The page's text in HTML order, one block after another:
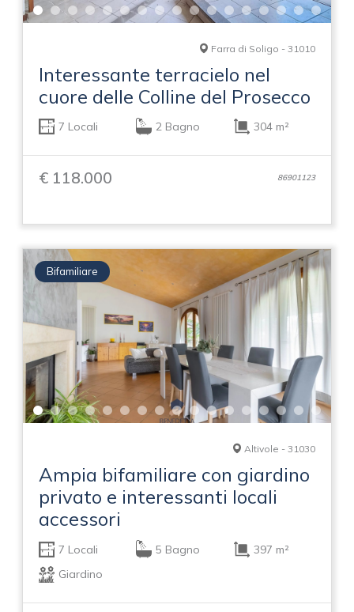
Farra di Soligo - 31010
Interessante terracielo nel
cuore delle Colline del Prosecco
7 Locali 2 Bagno 304 m²
€ 118.000 86901123
Bifamiliare
Altivole - 31030
Ampia bifamiliare con giardino
privato e interessanti locali
accessori
7 Locali 5 Bagno
397 m²
Giardino